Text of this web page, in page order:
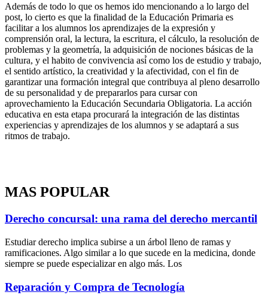
Además de todo lo que os hemos ido mencionando a lo largo del
post, lo cierto es que la finalidad de la Educación Primaria es
facilitar a los alumnos los aprendizajes de la expresión y
comprensión oral, la lectura, la escritura, el cálculo, la resolución de
problemas y la geometría, la adquisición de nociones básicas de la
cultura, y el habito de convivencia así́ como los de estudio y trabajo,
el sentido artístico, la creatividad y la afectividad, con el fin de
garantizar una formación integral que contribuya al pleno desarrollo
de su personalidad y de prepararlos para cursar con
aprovechamiento la Educación Secundaria Obligatoria. La acción
educativa en esta etapa procurará la integración de las distintas
experiencias y aprendizajes de los alumnos y se adaptará a sus
ritmos de trabajo.
MAS POPULAR
Derecho concursal: una rama del derecho mercantil
Estudiar derecho implica subirse a un árbol lleno de ramas y
ramificaciones. Algo similar a lo que sucede en la medicina, donde
siempre se puede especializar en algo más. Los
Reparación y Compra de Tecnología